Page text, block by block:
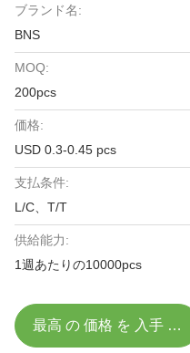
ブランド名:
BNS
MOQ:
200pcs
価格:
USD 0.3-0.45 pcs
支払条件:
L/C、T/T
供給能力:
1週あたりの10000pcs
最高 の 価格 を 入手 する